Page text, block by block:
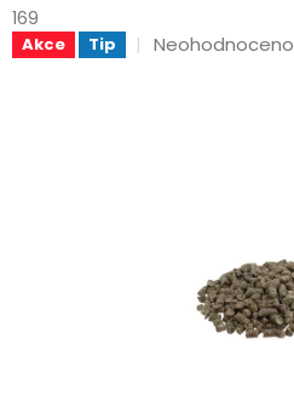
169
Akce Tip
Průměrné
Neohodnoceno